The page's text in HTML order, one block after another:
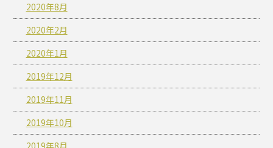
2020年8月
2020年2月
2020年1月
2019年12月
2019年11月
2019年10月